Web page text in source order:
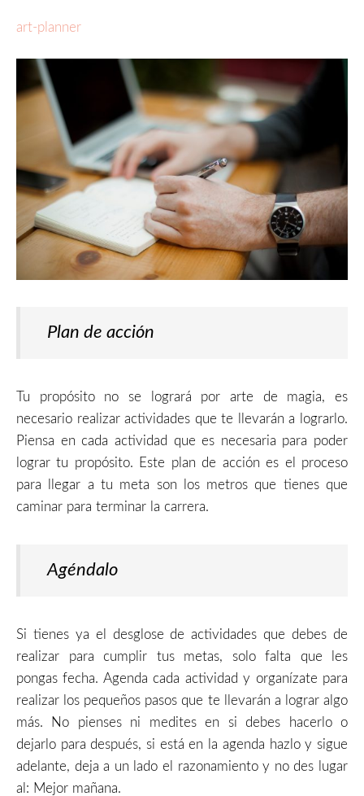
art-planner
Plan de acción
Tu propósito no se logrará por arte de magia, es
necesario realizar actividades que te llevarán a lograrlo.
Piensa en cada actividad que es necesaria para poder
lograr tu propósito. Este plan de acción es el proceso
para llegar a tu meta son los metros que tienes que
caminar para terminar la carrera.
Agéndalo
Si tienes ya el desglose de actividades que debes de
realizar para cumplir tus metas, solo falta que les
pongas fecha. Agenda cada actividad y organízate para
realizar los pequeños pasos que te llevarán a lograr algo
más. No pienses ni medites en si debes hacerlo o
dejarlo para después, si está en la agenda hazlo y sigue
adelante, deja a un lado el razonamiento y no des lugar
al: Mejor mañana.